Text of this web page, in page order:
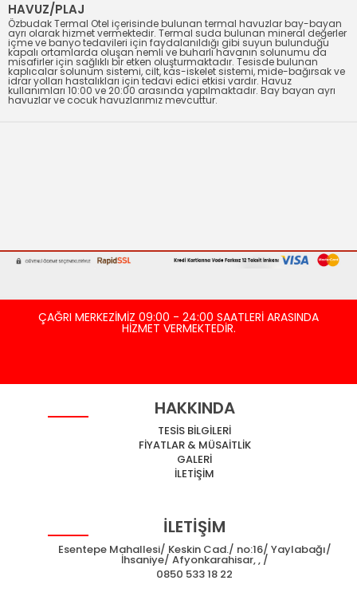
HAVUZ/PLAJ
Özbudak Termal Otel içerisinde bulunan termal havuzlar bay-bayan
ayrı olarak hizmet vermektedir. Termal suda bulunan mineral değerler
içme ve banyo tedavileri için faydalanıldığı gibi suyun bulunduğu
kapalı ortamlarda oluşan nemli ve buharlı havanın solunumu da
misafirler için sağlıklı bir etken oluşturmaktadır. Tesisde bulunan
kaplıcalar solunum sistemi, cilt, kas-iskelet sistemi, mide-bağırsak ve
idrar yolları hastalıkları için tedavi edici etkisi vardır. Havuz
kullanımları 10:00 ve 20:00 arasında yapılmaktadır. Bay bayan ayrı
havuzlar ve cocuk havuzlarımız mevcuttur.
ÇAĞRI MERKEZİMİZ 09:00 - 24:00 SAATLERİ ARASINDA
HİZMET VERMEKTEDİR.
HAKKINDA
TESİS BİLGİLERİ
FİYATLAR & MÜSAİTLİK
GALERİ
İLETİŞİM
İLETİŞİM
Esentepe Mahallesi/ Keskin Cad./ no:16/ Yaylabağı/
İhsaniye/ Afyonkarahisar, , /
0850 533 18 22